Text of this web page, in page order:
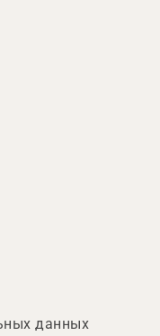
данных